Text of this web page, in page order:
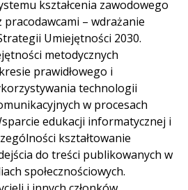
kształcenia zawodowego
pracodawcami – wdrażanie
Umiejętności 2030.
metodycznych
prawidłowego i
technologii
w procesach
edukacji informatycznej i
kształtowanie
do treści publikowanych w
społecznościowych.